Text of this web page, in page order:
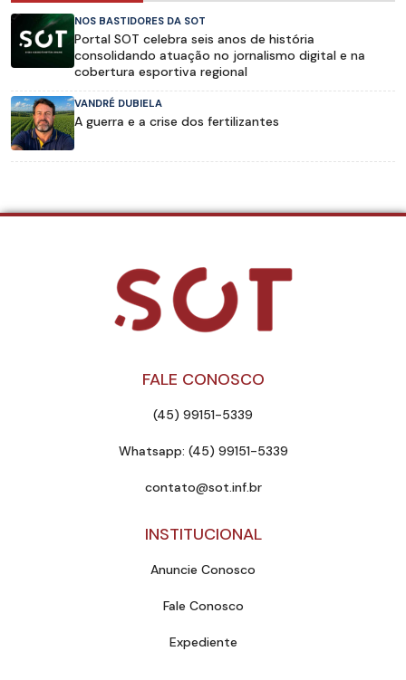
NOS BASTIDORES DA SOT
Portal SOT celebra seis anos de história
consolidando atuação no jornalismo digital e na
cobertura esportiva regional
VANDRÉ DUBIELA
A guerra e a crise dos fertilizantes
FALE CONOSCO
(45) 99151-5339
Whatsapp: (45) 99151-5339
contato@sot.inf.br
INSTITUCIONAL
Anuncie Conosco
Fale Conosco
Expediente